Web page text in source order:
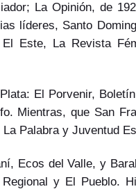
La Opinión, de
líderes, Santo
El Este, La Revista
El Porvenir,
Mientras, que San
Palabra y Juventud
Ecos del Valle, y
y El Pueblo.